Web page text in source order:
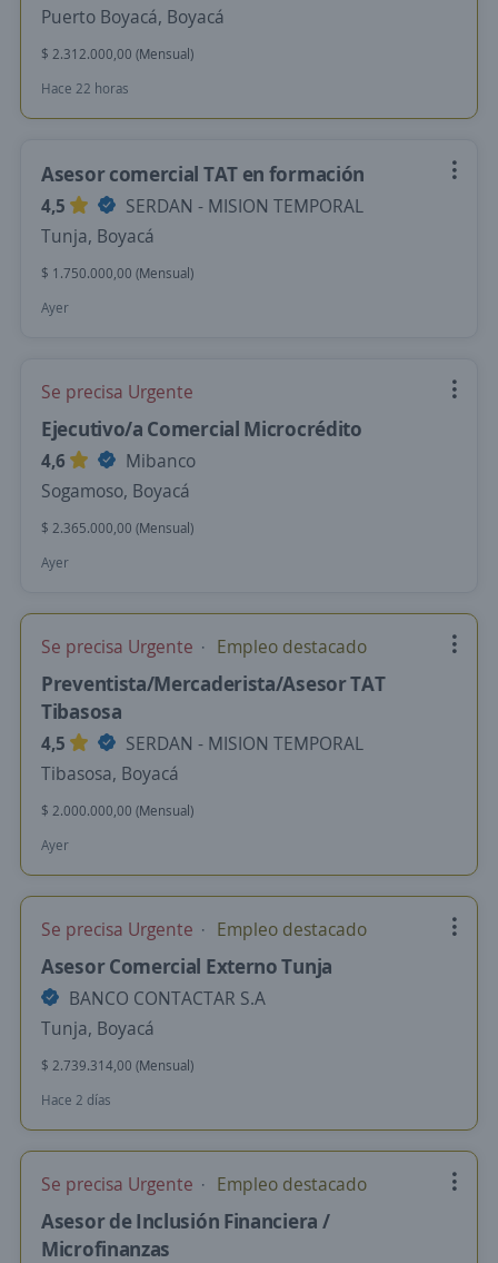
Puerto Boyacá, Boyacá
$ 2.312.000,00 (Mensual)
Hace 22 horas
Asesor comercial TAT en formación
4,5
SERDAN - MISION TEMPORAL
Tunja, Boyacá
$ 1.750.000,00 (Mensual)
Ayer
Se precisa Urgente
Ejecutivo/a Comercial Microcrédito
4,6
Mibanco
Sogamoso, Boyacá
$ 2.365.000,00 (Mensual)
Ayer
Se precisa Urgente Empleo destacado
Preventista/Mercaderista/Asesor TAT
Tibasosa
4,5
SERDAN - MISION TEMPORAL
Tibasosa, Boyacá
$ 2.000.000,00 (Mensual)
Ayer
Se precisa Urgente Empleo destacado
Asesor Comercial Externo Tunja
BANCO CONTACTAR S.A
Tunja, Boyacá
$ 2.739.314,00 (Mensual)
Hace 2 días
Se precisa Urgente Empleo destacado
Asesor de Inclusión Financiera /
Microfinanzas